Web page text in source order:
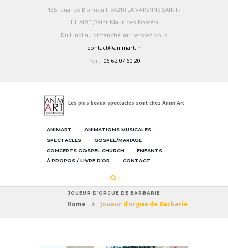
135, quai de Bonneuil, 94210 LA VARENNE SAINT-
HILAIRE (Saint-Maur-des-Fossés)
Du lundi au dimanche sur rendez-vous
contact@animart.fr
Port. 06 62 07 60 20
Les plus beaux spectacles sont chez Anim'Art
ANIMART
ANIMATIONS MUSICALES
SPECTACLES
GOSPEL/MARIAGE
CONCERTS GOSPEL CHURCH
ENFANTS
À PROPOS / LIVRE D’OR
CONTACT
JOUEUR D’ORGUE DE BARBARIE
Home Joueur d’orgue de Barbarie